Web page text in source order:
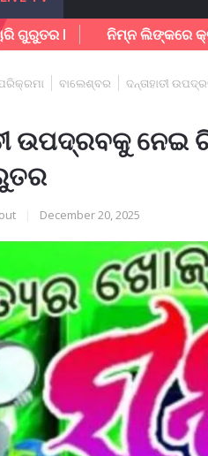
l ନିମ୍ନ ଲିଙ୍କରେ କ୍ଲିକ କରି
ବାଲେଶ୍ବର ଦନ୍ତାହାତୀ
ଉପଦ୍ରବକୁ ନେଇ
December 20, 2025